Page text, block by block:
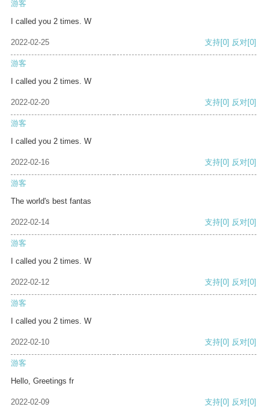
游客
I called you 2 times. W
2022-02-25 支持[0] 反对[0]
游客
I called you 2 times. W
2022-02-20 支持[0] 反对[0]
游客
I called you 2 times. W
2022-02-16 支持[0] 反对[0]
游客
The world's best fantas
2022-02-14 支持[0] 反对[0]
游客
I called you 2 times. W
2022-02-12 支持[0] 反对[0]
游客
I called you 2 times. W
2022-02-10 支持[0] 反对[0]
游客
Hello, Greetings fr
2022-02-09 支持[0] 反对[0]